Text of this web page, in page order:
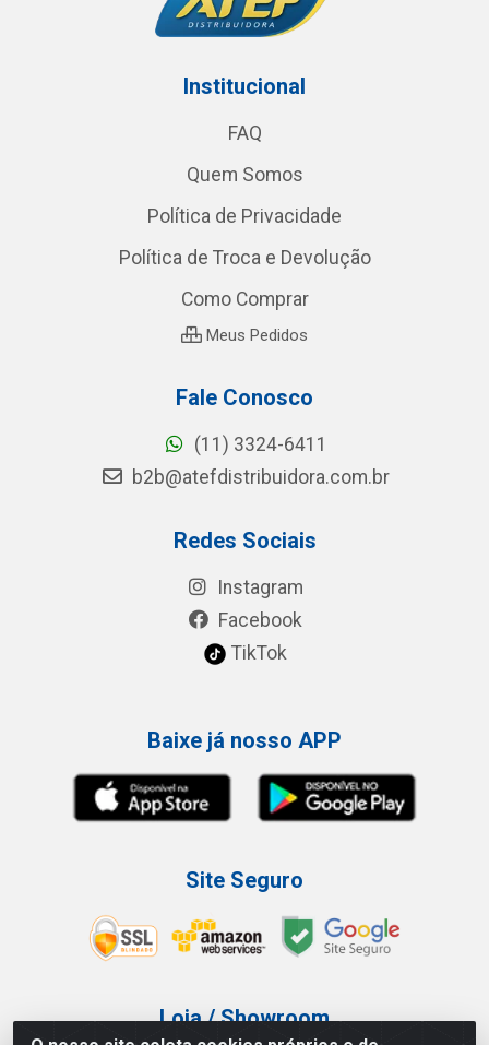
Institucional
FAQ
Quem Somos
Política de Privacidade
Política de Troca e Devolução
Como Comprar
Meus Pedidos
Fale Conosco
(11) 3324-6411
b2b@atefdistribuidora.com.br
Redes Sociais
Instagram
Facebook
TikTok
Baixe já nosso APP
Site Seguro
Loja / Showroom